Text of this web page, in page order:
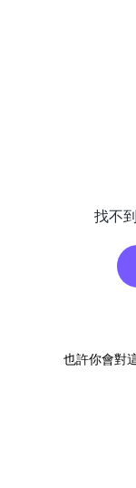
找不
也許你會對